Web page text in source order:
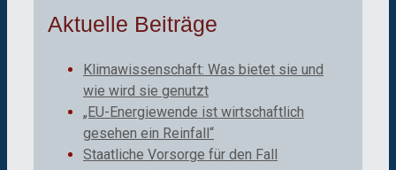
Aktuelle Beiträge
Klimawissenschaft: Was bietet sie und
wie wird sie genutzt
„EU-Energiewende ist wirtschaftlich
gesehen ein Reinfall“
Staatliche Vorsorge für den Fall